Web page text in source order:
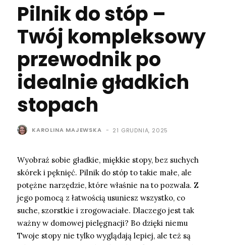
Pilnik do stóp –
Twój kompleksowy
przewodnik po
idealnie gładkich
stopach
KAROLINA MAJEWSKA - 21 GRUDNIA, 2025
Wyobraź sobie gładkie, miękkie stopy, bez suchych
skórek i pęknięć. Pilnik do stóp to takie małe, ale
potężne narzędzie, które właśnie na to pozwala. Z
jego pomocą z łatwością usuniesz wszystko, co
suche, szorstkie i zrogowaciałe. Dlaczego jest tak
ważny w domowej pielęgnacji? Bo dzięki niemu
Twoje stopy nie tylko wyglądają lepiej, ale też są